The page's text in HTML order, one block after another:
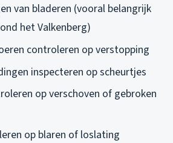
van bladeren (vooral belangrijk
het Valkenberg)
controleren op verstopping
inspecteren op scheurtjes
op verschoven of gebroken
op blaren of loslating